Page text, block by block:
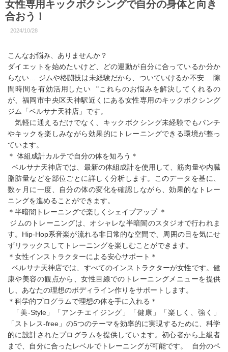
女性専用キックボクシングで自分の身体と向き
合おう！
2024/10/28
こんなお悩み、ありませんか？
ダイエットを始めたいけど、どの運動が自分に合っているか分か
らない… ジムや格闘技は未経験だから、ついていけるか不安… 隙
間時間を有効活用したい "これらのお悩みを解決してくれるの
が、福岡市中央区天神駅近くにある女性専用のキックボクシング
ジム「ベルサナ天神店」です。
気軽に通えるだけでなく、キックボクシング未経験でもパンチ
やキックを楽しみながら効果的にトレーニングできる環境が整っ
ています。
＊ 体組成計カルテで自分の体を知ろう＊
ベルサナ天神店では、最新の体組成計を使用して、筋肉量や内臓
脂肪量などを部位ごとに詳しく分析します。このデータを基に、
数ヶ月に一度、自分の体の変化を確認しながら、効果的なトレー
ニングを進めることができます。
＊半暗闇トレーニングで楽しくシェイプアップ ＊
ジムのトレーニングは、オシャレな半暗闇のスタジオで行われま
す。Hip-Hop系音楽が流れる非日常的な空間で、周囲の目を気にせ
ずリラックスしてトレーニングを楽しむことができます。
＊女性インストラクターによる安心サポート＊
ベルサナ天神店では、すべてのインストラクターが女性です。健
康や美容の観点から、女性目線でのトレーニングメニューを提供
し、あなたの理想のボディライン作りをサポートします。
＊科学的プログラムで理想の体を手に入れる＊
「美-Style」「アンチエイジング」「健康」「楽しく、強く」
「ストレス-free」の5つのテーマを効率的に実現するために、科学
的に設計されたプログラムを提供しています。初心者から上級者
まで、自分に合ったレベルでトレーニングが可能です。 自分のペ